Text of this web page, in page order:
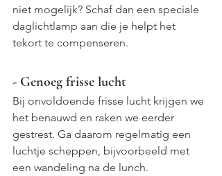
niet mogelijk? Schaf dan een speciale
daglichtlamp aan die je helpt het
tekort te compenseren.
- Genoeg frisse lucht
Bij onvoldoende frisse lucht krijgen we
het benauwd en raken we eerder
gestrest. Ga daarom regelmatig een
luchtje scheppen, bijvoorbeeld met
een wandeling na de lunch.